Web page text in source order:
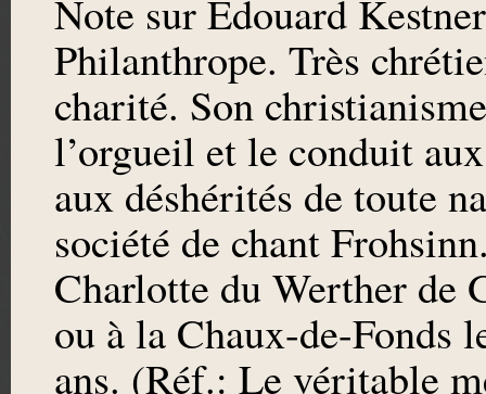
Note sur Edouard
Philanthrope. Très
charité. Son
l’orgueil et le conduit
aux déshérités de toute
société de chant
Charlotte du Werther de
ou à la Chaux-de-Fonds
ans. (Réf.: Le véritable